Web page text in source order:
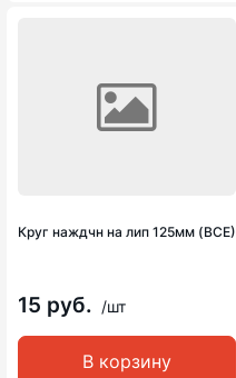
Круг наждчн на лип 125мм (ВСЕ)
15 руб. /шт
В корзину